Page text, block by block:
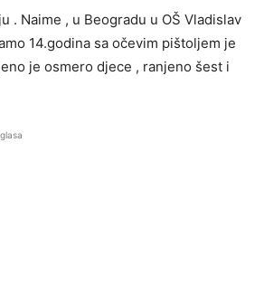
Naime , u Beogradu u OŠ Vladislav
14.godina sa očevim pištoljem je
je osmero djece , ranjeno šest i